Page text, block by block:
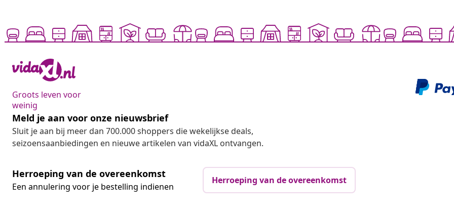
Groots leven voor
weinig
Meld je aan voor onze nieuwsbrief
Sluit je aan bij meer dan 700.000 shoppers die wekelijkse deals,
seizoensaanbiedingen en nieuwe artikelen van vidaXL ontvangen.
Herroeping van de overeenkomst
Een annulering voor je bestelling indienen
Herroeping van de overeenkomst